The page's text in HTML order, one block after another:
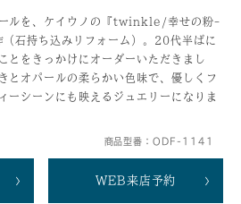
ールを、ケイウノの『twinkle/幸せの粉-
石持ち込みリフォーム）。20代半ばに
とをきっかけにオーダーいただきまし
とオパールの柔らかい色味で、優しくフ
ーシーンにも映えるジュエリーになりま
商品型番：ODF-1141
WEB来店予約